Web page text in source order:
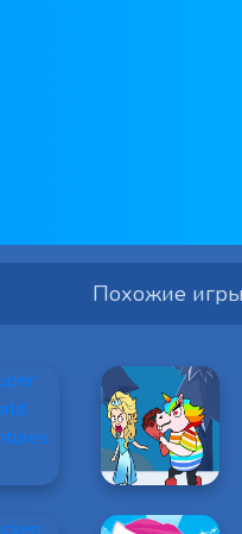
Похожие